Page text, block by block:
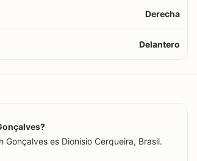
Derecha
Delantero
es Dionísio Cerqueira, Brasil.